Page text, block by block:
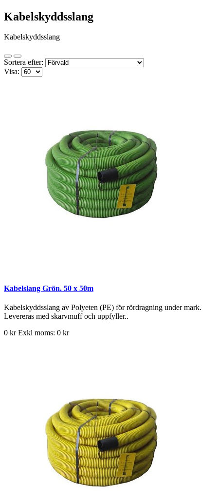
Kabelskyddsslang
Kabelskyddsslang
Sortera efter:
Visa:
Kabelslang Grön. 50 x 50m
Kabelskyddsslang av Polyeten (PE) för rördragning under mark.
Levereras med skarvmuff och uppfyller..
0 krExkl moms: 0 kr